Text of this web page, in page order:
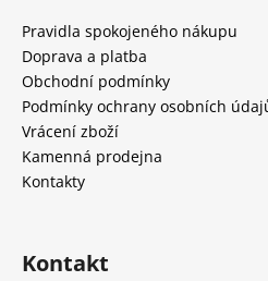
Pravidla spokojeného nákupu
Doprava a platba
Obchodní podmínky
Podmínky ochrany osobních
Vrácení zboží
Kamenná prodejna
Kontakty
Kontakt